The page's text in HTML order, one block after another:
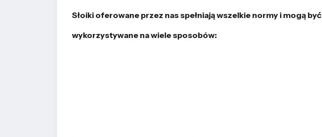
Słoiki oferowane przez nas spełniają wszelkie normy i mogą być
wykorzystywane na wiele sposobów: